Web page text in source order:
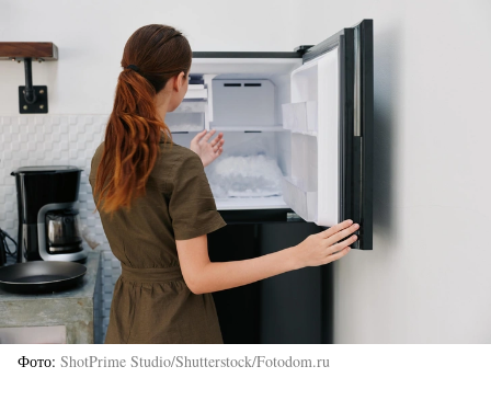
Фото ShotPrime Studio/Shutterstock/Fotodom.ru